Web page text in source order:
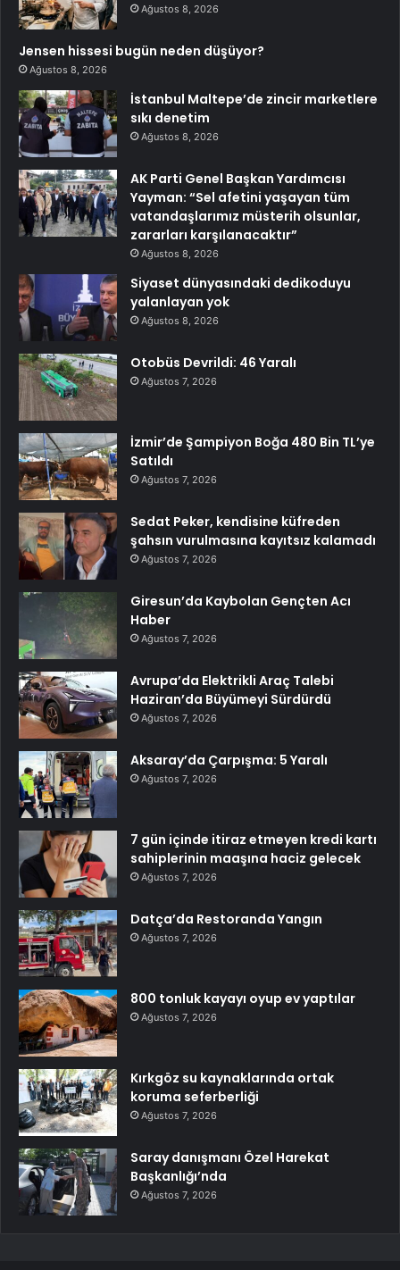
Ağustos 8, 2026
Jensen hissesi bugün neden düşüyor?
Ağustos 8, 2026
İstanbul Maltepe’de zincir marketlere
sıkı denetim
Ağustos 8, 2026
AK Parti Genel Başkan Yardımcısı
Yayman: “Sel afetini yaşayan tüm
vatandaşlarımız müsterih olsunlar,
zararları karşılanacaktır”
Ağustos 8, 2026
Siyaset dünyasındaki dedikoduyu
yalanlayan yok
Ağustos 8, 2026
Otobüs Devrildi: 46 Yaralı
Ağustos 7, 2026
İzmir’de Şampiyon Boğa 480 Bin TL’ye
Satıldı
Ağustos 7, 2026
Sedat Peker, kendisine küfreden
şahsın vurulmasına kayıtsız kalamadı
Ağustos 7, 2026
Giresun’da Kaybolan Gençten Acı
Haber
Ağustos 7, 2026
Avrupa’da Elektrikli Araç Talebi
Haziran’da Büyümeyi Sürdürdü
Ağustos 7, 2026
Aksaray’da Çarpışma: 5 Yaralı
Ağustos 7, 2026
7 gün içinde itiraz etmeyen kredi kartı
sahiplerinin maaşına haciz gelecek
Ağustos 7, 2026
Datça’da Restoranda Yangın
Ağustos 7, 2026
800 tonluk kayayı oyup ev yaptılar
Ağustos 7, 2026
Kırkgöz su kaynaklarında ortak
koruma seferberliği
Ağustos 7, 2026
Saray danışmanı Özel Harekat
Başkanlığı’nda
Ağustos 7, 2026